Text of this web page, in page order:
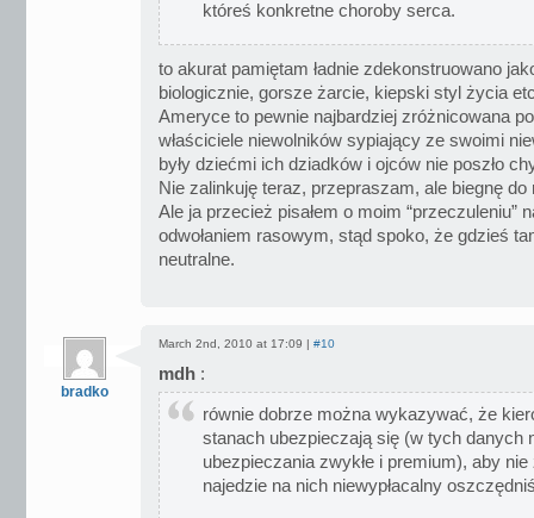
któreś konkretne choroby serca.
to akurat pamiętam ładnie zdekonstruowano
biologicznie, gorsze żarcie, kiepski styl życia
Ameryce to pewnie najbardziej zróżnicowana
właściciele niewolników sypiający ze swoimi
były dziećmi ich dziadków i ojców nie poszło
Nie zalinkuję teraz, przepraszam, ale biegnę do
Ale ja przecież pisałem o moim “przeczuleniu”
odwołaniem rasowym, stąd spoko, że gdzieś
neutralne.
bradko
March 2nd, 2010 at 17:09 | #10
mdh :
równie dobrze można wykazywać, że
stanach ubezpieczają się (w tych danych
ubezpieczania zwykłe i premium), aby
najedzie na nich niewypłacalny